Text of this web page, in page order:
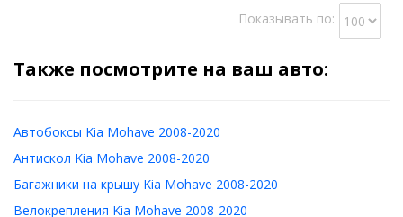
Показывать по:
Также посмотрите на ваш авто:
Автобоксы Kia Mohave 2008-2020
Антискол Kia Mohave 2008-2020
Багажники на крышу Kia Mohave 2008-2020
Велокрепления Kia Mohave 2008-2020